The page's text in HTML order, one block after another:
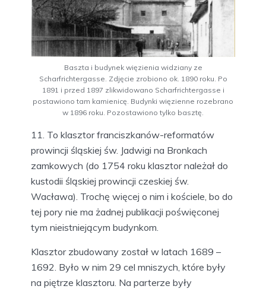
Baszta i budynek więzienia widziany ze
Scharfrichtergasse. Zdjęcie zrobiono ok. 1890 roku. Po
1891 i przed 1897 zlikwidowano Scharfrichtergasse i
postawiono tam kamienicę. Budynki więzienne rozebrano
w 1896 roku. Pozostawiono tylko basztę.
11. To klasztor franciszkanów-reformatów
prowincji śląskiej św. Jadwigi na Bronkach
zamkowych (do 1754 roku klasztor należał do
kustodii śląskiej prowincji czeskiej św.
Wacława). Trochę więcej o nim i kościele, bo do
tej pory nie ma żadnej publikacji poświęconej
tym nieistniejącym budynkom.
Klasztor zbudowany został w latach 1689 –
1692. Było w nim 29 cel mniszych, które były
na piętrze klasztoru. Na parterze były